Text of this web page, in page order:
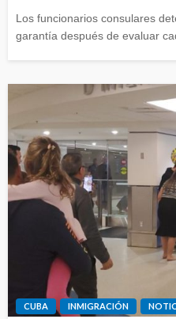
Los funcionarios consulares
garantía después de evaluar
CUBA INMIGRACIÓN